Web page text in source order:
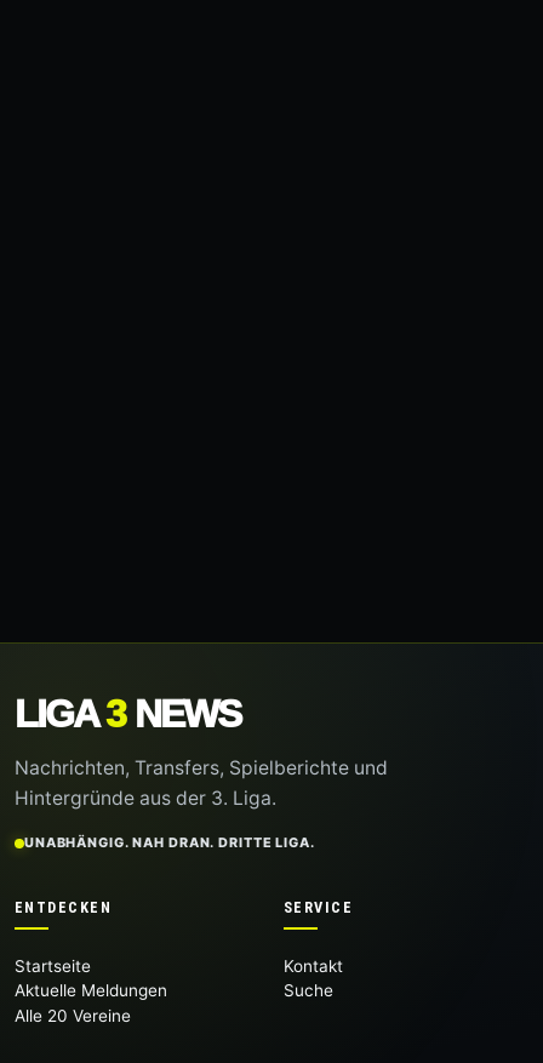
LIGA3NEWS
Nachrichten, Transfers, Spielberichte und
Hintergründe aus der 3. Liga.
UNABHÄNGIG. NAH DRAN. DRITTE LIGA.
ENTDECKEN
Startseite
Aktuelle Meldungen
Alle 20 Vereine
SERVICE
Kontakt
Suche